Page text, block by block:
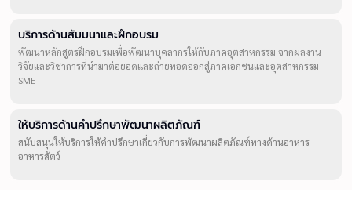
บริการด้านสัมมนาและฝึกอบรม
พัฒนาหลักสูตรฝึกอบรมเพื่อพัฒนาบุคลากรให้กับภาคอุตสาหกรรม จากผลงาน
วิจัยและวิชาการที่นำมาต่อยอดและถ่ายทอดออกสู่ภาคเอกชนและอุตสาหกรรม
SME
ให้บริการด้านคำปรึกษาพัฒนาผลิตภัณฑ์
สนับสนุนให้บริการให้คำปรึกษาเกี่ยวกับการพัฒนาผลิตภัณฑ์ทางด้านอาหาร
อาหารสัตว์